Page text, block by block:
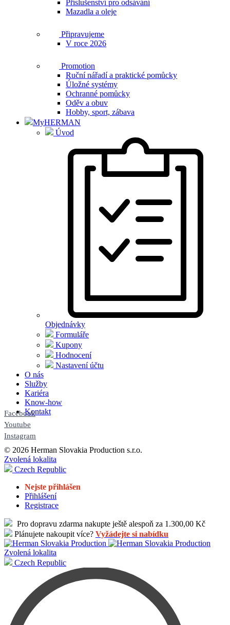
Příslušenství pro odsávání
Mazadla a oleje
Připravujeme
V roce 2026
Promotion
Ruční nářadí a praktické pomůcky
Úložné systémy
Ochranné pomůcky
Oděv a obuv
Hobby, sport, zábava
MyHERMAN
Úvod
Objednávky
Formuláře
Kupony
Hodnocení
Nastavení účtu
O nás
Služby
Kariéra
Know-how
Kontakt
Facebook
Youtube
Instagram
© 2026 Herman Slovakia Production s.r.o.
Zvolená lokalita
Czech Republic
Nejste přihlášen
Přihlášení
Registrace
Pro dopravu zdarma nakupte ještě alespoň za 1.300,00 Kč
Plánujete nakoupit více? Vyžádejte si nabídku
Zvolená lokalita
Czech Republic